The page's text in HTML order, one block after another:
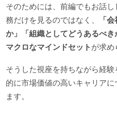
そのためには、前編でもお話
務だけを見るのではなく、
「
か」「組織としてどうあるべき
マクロなマインドセット が求め
そうした視座を持ちながら経
的に市場価値の高いキャリア
ます。